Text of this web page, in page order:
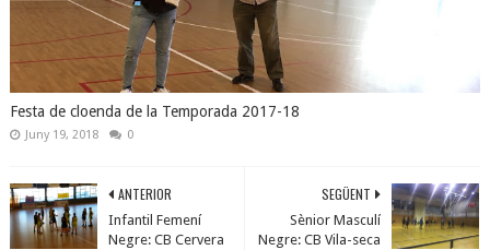
Festa de cloenda de la Temporada 2017-18
Juny 19, 2018 0
SEGÜENT
Sènior Masculí
Negre: CB Vila-seca
ANTERIOR
Infantil Femení
Negre: CB Cervera